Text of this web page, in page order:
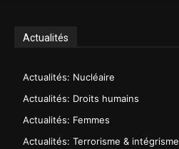
Actualités
Actualités: Nucléaire
Actualités: Droits humains
Actualités: Femmes
Actualités: Terrorisme & intégrisme